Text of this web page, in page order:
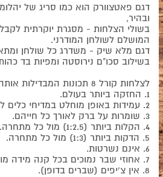
דגם פאטצוורק הוא כמו סריג של
ובהיר,
בשולי הצלחות - מסגרת יוקרתית
המושלם לשולחן המודרני.
דגם מלא שיק - משדרג כל שולחן
בשילוב סכו"ם נירוסטה ומפיות בד
לצלחות קורל 8 תכונות המבדילות אותה מצלחות אחרות:
1. החזקה ביותר בעולם.
2. עמידות באופן מוחלט במדיחי כלים לסוגיהם.
3. שומרות על ברק לאורך כל חייהם.
4. הקלות ביותר (1:2.5) מול כל מתחרה.
5. הדקות ביותר (1:3) מול כל מתחרה.
6. אינם נשרטות.
7. אחוזי שבר נמוכים בכל קנה מידה מוכר.
8. אין צ'יפים (שברים בדופן).